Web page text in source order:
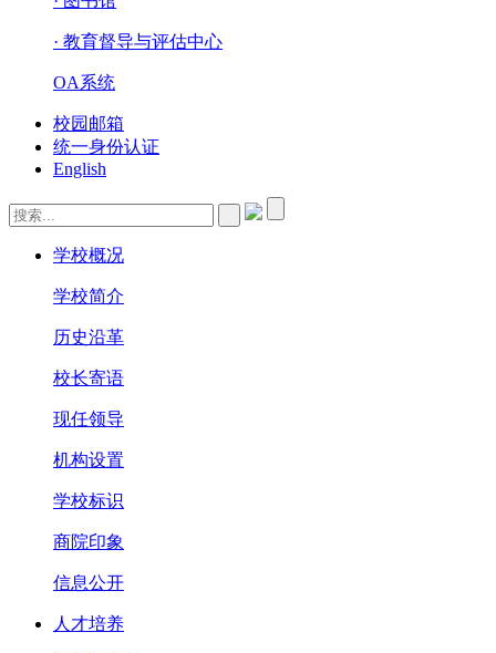
· 教育督导与评估中心
OA系统
校园邮箱
统一身份认证
English
学校概况
学校简介
历史沿革
校长寄语
现任领导
机构设置
学校标识
商院印象
信息公开
人才培养